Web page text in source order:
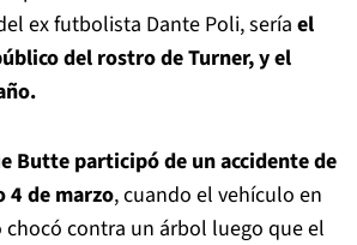
ex futbolista Dante Poli, sería el
del rostro deTurner, y el
Butte participó de un accidente de
4 de marzo, cuando el vehículo en
contra un árbol luego que el